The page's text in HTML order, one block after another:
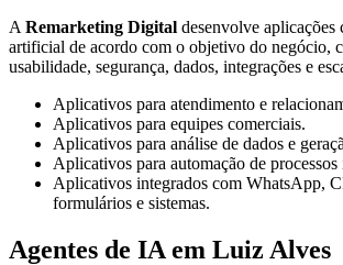
A Remarketing Digital desenvolve aplicações
artificial de acordo com o objetivo do negócio,
usabilidade, segurança, dados, integrações e
Aplicativos para atendimento e
Aplicativos para equipes comerciais.
Aplicativos para análise de dados e
Aplicativos para automação de processos
Aplicativos integrados com WhatsApp,
formulários e sistemas.
Agentes de IA em Luiz Alves